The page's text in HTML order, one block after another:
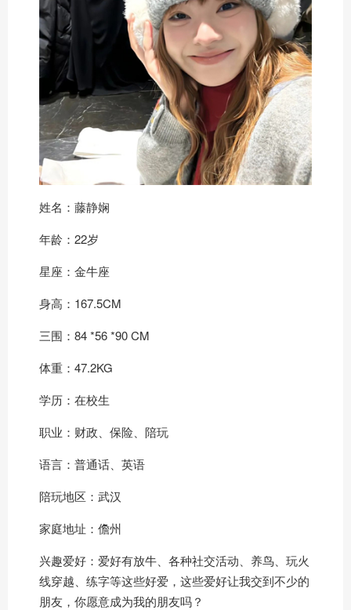
姓名：藤静娴
年龄：22岁
星座：金牛座
身高：167.5CM
三围：84 *56 *90 CM
体重：47.2KG
学历：在校生
职业：财政、保险、陪玩
语言：普通话、英语
陪玩地区：武汉
家庭地址：儋州
兴趣爱好：爱好有放牛、各种社交活动、养鸟、玩火
线穿越、练字等这些好爱，这些爱好让我交到不少的
朋友，你愿意成为我的朋友吗？